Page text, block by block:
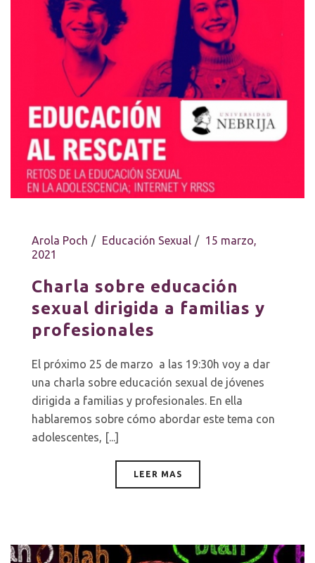
Arola Poch Educación Sexual
15 marzo,
2021
Charla sobre educación
sexual dirigida a familias y
profesionales
El próximo 25 de marzo a las 19:30h voy a dar
una charla sobre educación sexual de jóvenes
dirigida a familias y profesionales. En ella
hablaremos sobre cómo abordar este tema con
adolescentes, [...]
LEER MAS